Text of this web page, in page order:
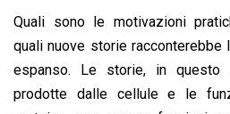
Quali sono le motivazioni
quali nuove storie racconterebbe
espanso. Le storie, in questo
prodotte dalle cellule e le